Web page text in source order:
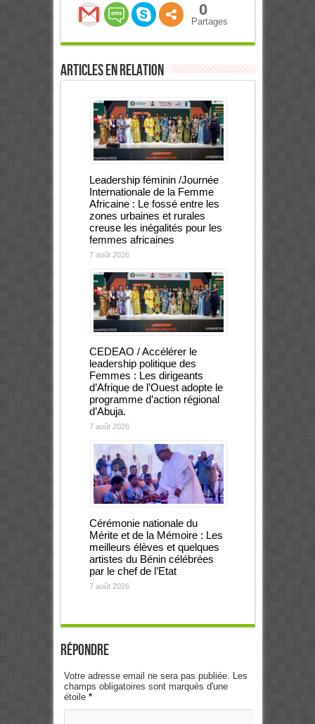
0
Partages
Articles en relation
Leadership féminin /Journée
Internationale de la Femme
Africaine : Le fossé entre les
zones urbaines et rurales
creuse les inégalités pour les
femmes africaines
7 août 2026
CEDEAO / Accélérer le
leadership politique des
Femmes : Les dirigeants
d’Afrique de l’Ouest adopte le
programme d’action régional
d’Abuja.
7 août 2026
Cérémonie nationale du
Mérite et de la Mémoire : Les
meilleurs élèves et quelques
artistes du Bénin célébrées
par le chef de l’Etat
7 août 2026
Répondre
Votre adresse email ne sera pas publiée. Les
champs obligatoires sont marqués d'une
étoile *